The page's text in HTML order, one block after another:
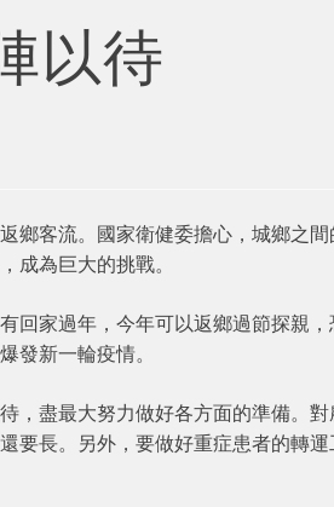
以待
鄉客流。國家衛健委擔心，城鄉之間
成為巨大的挑戰。
回家過年，今年可以返鄉過節探親，
發新一輪疫情。
，盡最大努力做好各方面的準備。對
要長。另外，要做好重症患者的轉運